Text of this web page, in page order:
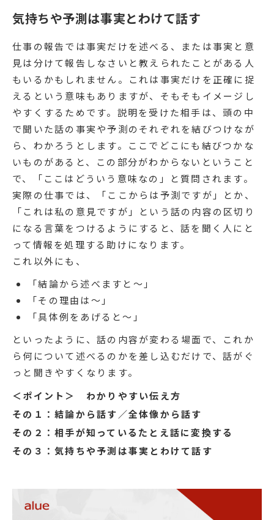
気持ちや予測は事実とわけて話す
仕事の報告では事実だけを述べる、または事実と意
見は分けて報告しなさいと教えられたことがある人
もいるかもしれません。これは事実だけを正確に捉
えるという意味もありますが、そもそもイメージし
やすくするためです。説明を受けた相手は、頭の中
で聞いた話の事実や予測のそれぞれを結びつけなが
ら、わかろうとします。ここでどこにも結びつかな
いものがあると、この部分がわからないということ
で、「ここはどういう意味なの」と質問されます。
実際の仕事では、「ここからは予測ですが」とか、
「これは私の意見ですが」という話の内容の区切り
になる言葉をつけるようにすると、話を聞く人にと
って情報を処理する助けになります。
これ以外にも、
「結論から述べますと〜」
「その理由は〜」
「具体例をあげると〜」
といったように、話の内容が変わる場面で、これか
ら何について述べるのかを差し込むだけで、話がぐ
っと聞きやすくなります。
＜ポイント＞ わかりやすい伝え方
その１：結論から話す／全体像から話す
その２：相手が知っているたとえ話に変換する
その３：気持ちや予測は事実とわけて話す